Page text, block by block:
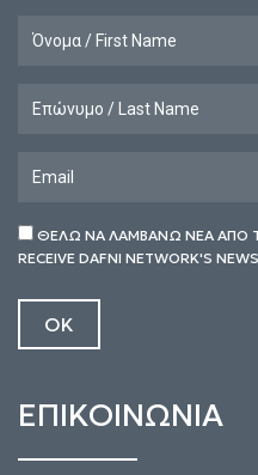
ΘΕΛΩ ΝΑ ΛΑΜΒΑΝΩ ΝΕΑ ΑΠΟ
RECEIVE DAFNI NETWORK'S NEWS
ΕΠΙΚΟΙΝΩΝΙΑ